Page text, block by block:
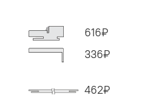
616₽
336₽
462₽